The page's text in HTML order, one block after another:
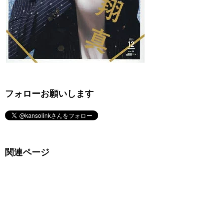
フォローお願いします
関連ページ